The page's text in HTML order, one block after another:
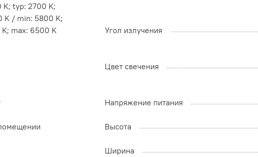
typ: 2700 K;
K / min: 5800 K;
max: 6500 K
Угол излучения
Цвет свечения
Напряжение питания
Высота
Ширина